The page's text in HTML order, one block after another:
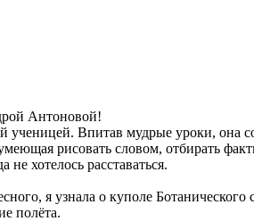
Антоновой!
ученицей. Впитав мудрые уроки, она
рисовать словом, отбирать
не хотелось расставаться.
я узнала о куполе
полёта.